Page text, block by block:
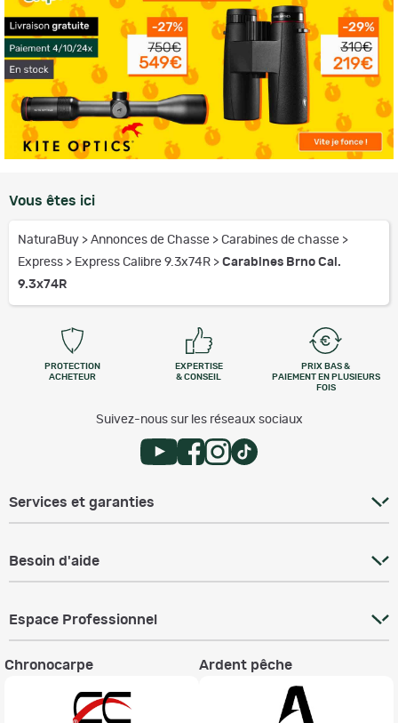
Vous êtes ici
NaturaBuy > Annonces de Chasse > Carabines de chasse >
Express > Express Calibre 9.3x74R > Carabines Brno Cal.
9.3x74R
PROTECTION
ACHETEUR
EXPERTISE
& CONSEIL
PRIX BAS &
PAIEMENT EN PLUSIEURS
FOIS
Suivez-nous sur les réseaux sociaux
Services et garanties
Besoin d'aide
Espace Professionnel
Chronocarpe Ardent pêche